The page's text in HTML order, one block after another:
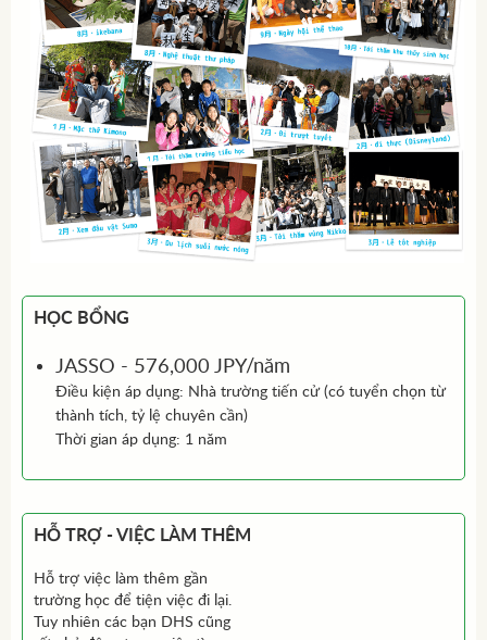
HỌC BỔNG
JASSO - 576,000 JPY/năm
Điều kiện áp dụng: Nhà trường tiến cử (có tuyển chọn từ
thành tích, tỷ lệ chuyên cần)
Thời gian áp dụng: 1 năm
HỖ TRỢ - VIỆC LÀM THÊM
Hỗ trợ việc làm thêm gần
trường học để tiện việc đi lại.
Tuy nhiên các bạn DHS cũng